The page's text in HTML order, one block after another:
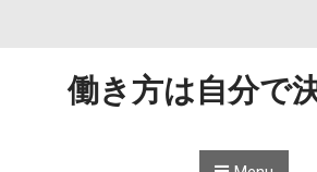
働き方は自分で